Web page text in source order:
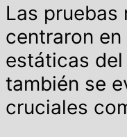
Las pruebas
centraron
estáticas
también se
cruciales